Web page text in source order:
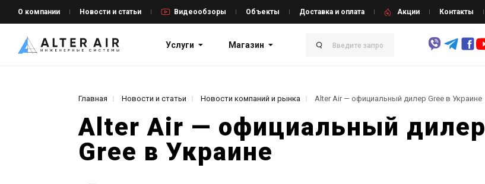
О компании Новости и статьи Видеообзоры Объекты Доставка и оплата Акции Контакты
Услуги Магазин
Главная Новости и статьи Новости компаний и рынка Alter Air — официальный дилер Gree в Украине
Alter Air — официальный дилер
Gree в Украине